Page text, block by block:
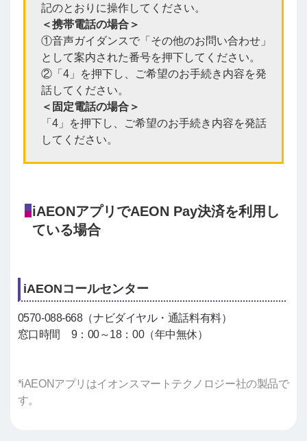
記のとおりに操作してください。
＜携帯電話の場合＞
①音声ガイダンスで「その他のお問い合わせ」
として案内された番号を押下してください。
②「4」を押下し、ご希望のお手続き内容を発
話してください。
＜固定電話の場合＞
「4」を押下し、ご希望のお手続き内容を発話
してください。
iAEONアプリでAEON Pay決済を利用し
ている場合
iAEONコールセンター
0570-088-668（ナビダイヤル・通話料有料）
窓口時間 9：00～18：00（年中無休）
*iAEONアプリはイオンスマートテクノロジー社の製品で
す。